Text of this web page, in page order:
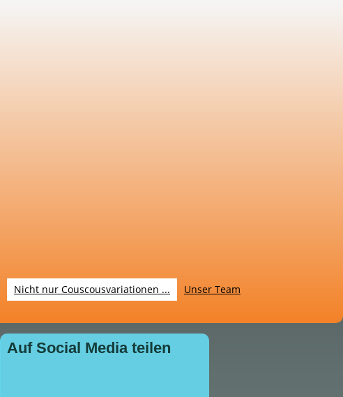
Nicht nur Couscousvariationen ...
Unser Team
Auf Social Media teilen